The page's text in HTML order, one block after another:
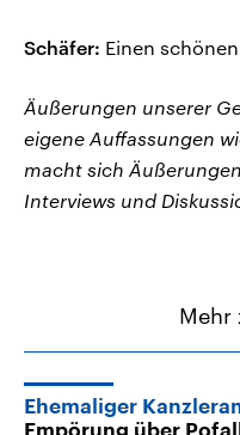
Schäfer: Einen
Äußerungen unserer
eigene Auffassungen
macht sich
Interviews und
Mehr
Ehemaliger